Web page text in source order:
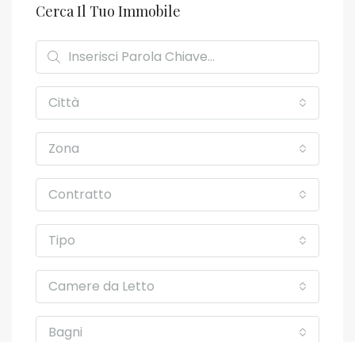
Cerca Il Tuo Immobile
Città
Zona
Contratto
Tipo
Camere da Letto
Bagni